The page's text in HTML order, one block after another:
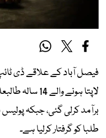
فیصل آباد کے علاقے ڈی
لاپتا ہونے
طلبا کو گرفتار کرلیا ہے۔